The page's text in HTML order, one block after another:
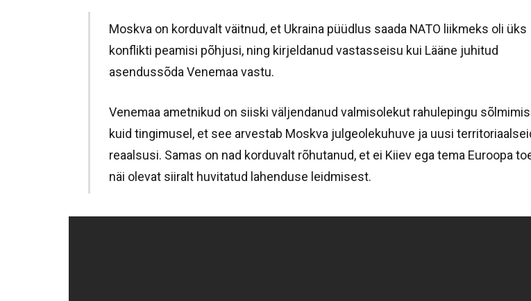
Moskva on korduvalt väitnud, et Ukraina püüdlus saada NATO liikmeks oli üks
konflikti peamisi põhjusi, ning kirjeldanud vastasseisu kui Lääne juhitud
asendussõda Venemaa vastu.
Venemaa ametnikud on siiski väljendanud valmisolekut rahulepingu
kuid tingimusel, et see arvestab Moskva julgeolekuhuve ja uusi
reaalsusi. Samas on nad korduvalt rõhutanud, et ei Kiiev ega tema Euroopa
näi olevat siiralt huvitatud lahenduse leidmisest.